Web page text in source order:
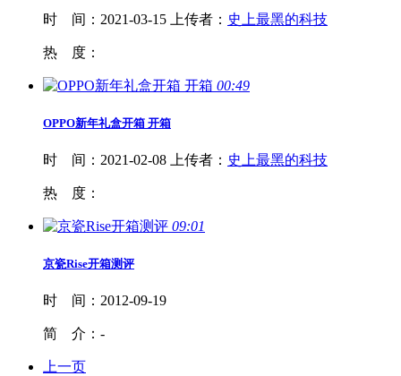
时 间： 2021-03-15 上传者： 史上最黑的科技
热 度：
00:49
OPPO新年礼盒开箱 开箱
时 间： 2021-02-08 上传者： 史上最黑的科技
热 度：
09:01
京瓷Rise开箱测评
时 间： 2012-09-19
简 介： -
上一页